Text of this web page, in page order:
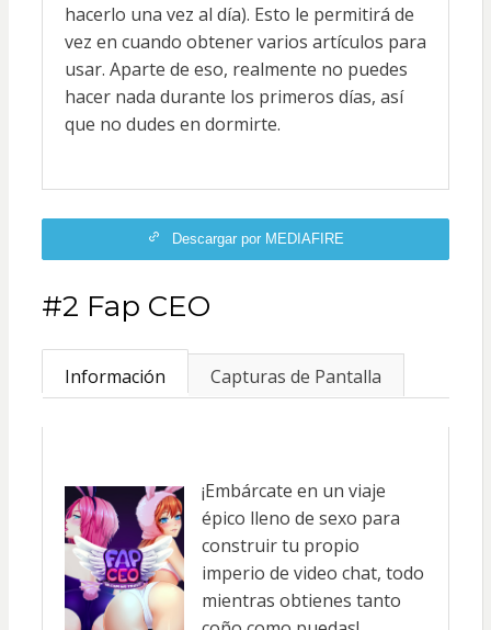
hacerlo una vez al día). Esto le permitirá de
vez en cuando obtener varios artículos para
usar. Aparte de eso, realmente no puedes
hacer nada durante los primeros días, así
que no dudes en dormirte.
Descargar por MEDIAFIRE
#2 Fap CEO
Información Capturas de Pantalla
¡Embárcate en un viaje
épico lleno de sexo para
construir tu propio
imperio de video chat, todo
mientras obtienes tanto